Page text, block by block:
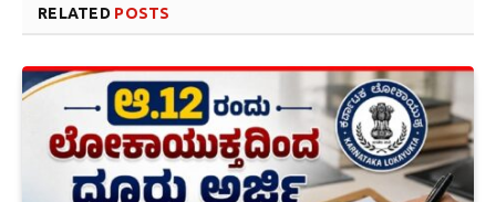
RELATED POSTS